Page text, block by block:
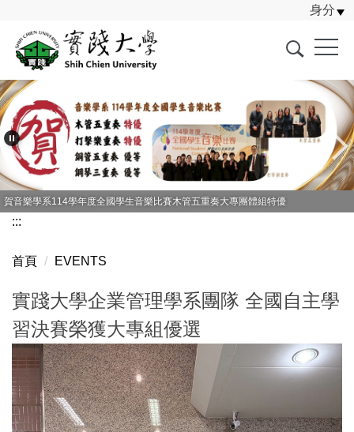
主
內
容
區
身分
賀音樂學系114學年度全國學生音樂比賽木管五重奏大專團體組特優
:::
首頁 EVENTS
實踐大學企業管理學系團隊 全國自主學
習決賽榮獲大專組優選